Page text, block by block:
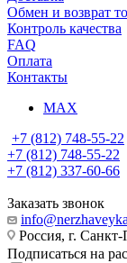
Обмен и возврат
Контроль качества
FAQ
Оплата
Контакты
MAX
+7 (812) 748-55-22
+7 (812) 748-55-22
+7 (812) 337-60-66
Заказать звонок
Россия, г.
Подписаться на